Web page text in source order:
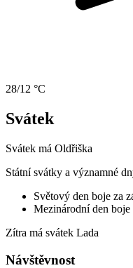
28/12 °C
Svátek
Svátek má Oldřiška
Státní svátky a významné
Světový den boje za
Mezinárodní den
Zítra má svátek Lada
Návštěvnost